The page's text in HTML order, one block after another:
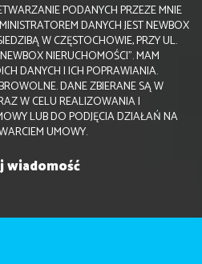
PODANYCH PRZEZE MNIE
DANYCH JEST NEWBOX
W CZĘSTOCHOWIE, PRZY UL.
NIERUCHOMOŚCI". MAM
DANYCH I ICH POPRAWIANIA.
DANE ZBIERANE SĄ W
W CELU REALIZOWANIA I
LUB DO PODJĘCIA DZIAŁAŃ NA
UMOWY.